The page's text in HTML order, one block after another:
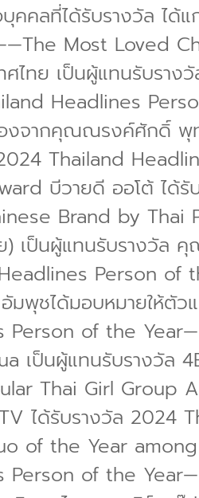
คคลที่ได้รับรางวัล ได้
Most Loved
ทศไทย เป็นผู้แทนรับร
Headlines
งจากคุณณรงค์ศักดิ์ พุ
Thailand
บีวายดี ออโต้ ได้
Brand by Thai
ย) เป็นผู้แทนรับรางวัล
Person of
พุชได้มอบหมายให้ตัว
Person of the
เป็นผู้แทนรับรางวัล
Thai Girl Group
ได้รับรางวัล
of the Year
Person of the